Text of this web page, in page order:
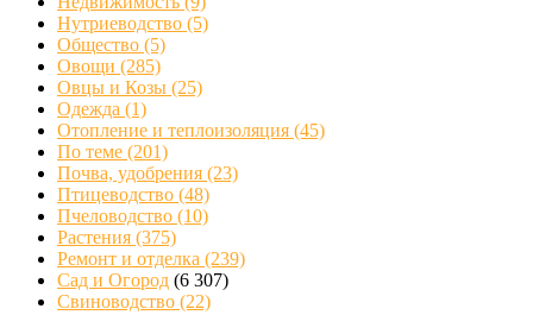
Нутриеводство (5)
Общество (5)
Овощи (285)
Овцы и Козы (25)
Одежда (1)
Отопление и теплоизоляция (45)
По теме (201)
Почва, удобрения (23)
Птицеводство (48)
Пчеловодство (10)
Растения (375)
Ремонт и отделка (239)
Сад и Огород (6 307)
Свиноводство (22)